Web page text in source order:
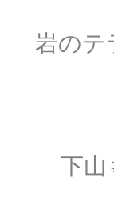
岩のテ
下山